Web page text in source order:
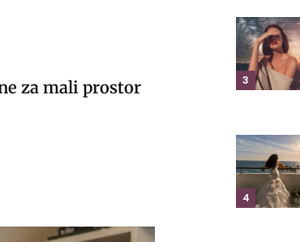
za mali prostor 3
4